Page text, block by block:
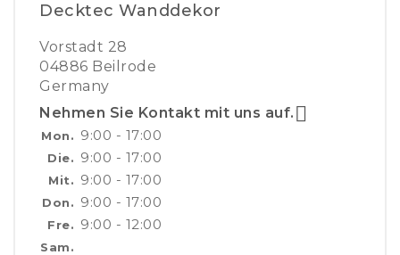
Decktec Wanddekor
Vorstadt 28
04886 Beilrode
Germany
Nehmen Sie Kontakt mit uns auf. 
Mon. 9:00 - 17:00
Die. 9:00 - 17:00
Mit. 9:00 - 17:00
Don. 9:00 - 17:00
Fre. 9:00 - 12:00
Sam.